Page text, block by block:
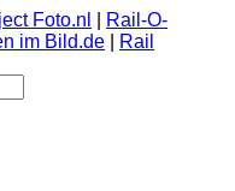
Foto.nl
Rail-O-
im Bild.de
Rail